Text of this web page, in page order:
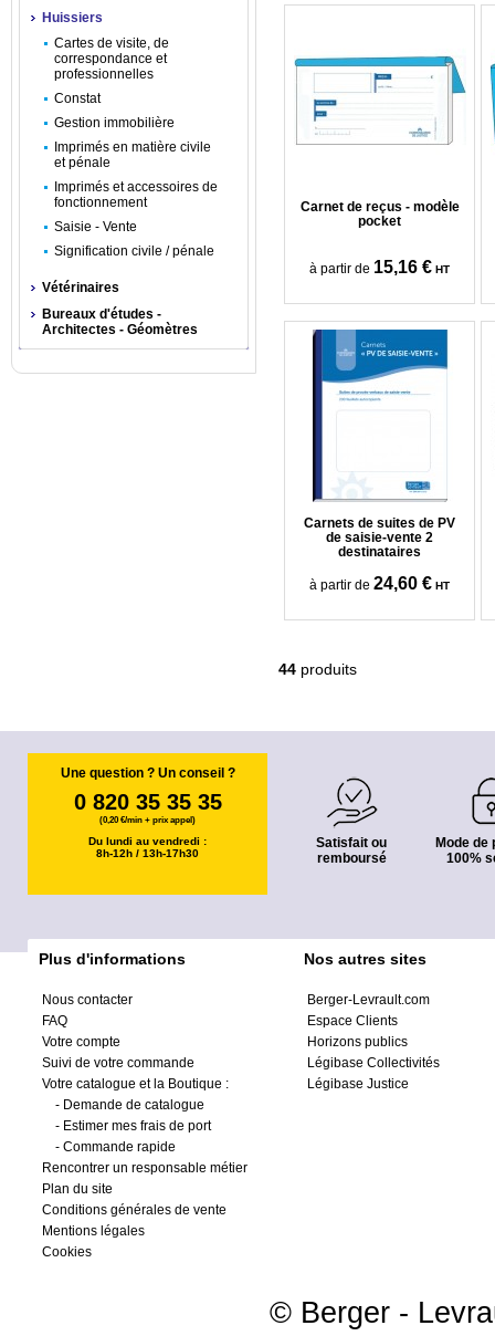
Carnet de reçus - modèle
pocket
à partir de 15,16 € HT
Carnets de suites de PV
de saisie-vente 2
destinataires
à partir de 24,60 € HT
44 produits
Huissiers
Cartes de visite, de
correspondance et
professionnelles
Constat
Gestion immobilière
Imprimés en matière civile
et pénale
Imprimés et accessoires de
fonctionnement
Saisie - Vente
Signification civile / pénale
Vétérinaires
Bureaux d'études -
Architectes - Géomètres
Une question ? Un conseil ?
0 820 35 35 35
(0,20 €/min + prix appel)
Du lundi au vendredi :
8h-12h / 13h-17h30
Satisfait ou
remboursé
Mode de
100%
Plus d'informations
Nous contacter
FAQ
Votre compte
Suivi de votre commande
Votre catalogue et la Boutique :
- Demande de catalogue
- Estimer mes frais de port
- Commande rapide
Rencontrer un responsable métier
Plan du site
Conditions générales de vente
Mentions légales
Cookies
Nos autres sites
Berger-Levrault.com
Espace Clients
Horizons publics
Légibase Collectivités
Légibase Justice
© Berger -